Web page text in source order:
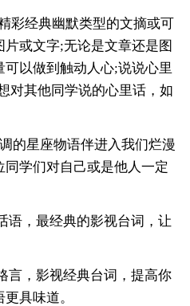
经典幽默类型的文摘或可
或文字;无论是文章还是图
以做到触动人心;说说心里
对其他同学说的心里话，如
星座物语伴进入我们烂漫
学们对自己或是他人一定
，最经典的影视台词，让
，影视经典台词，提高你
具味道。